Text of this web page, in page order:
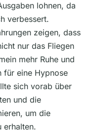
lohnen, da
verbessert.
zeigen, dass
nur das Fliegen
mehr Ruhe und
für eine Hypnose
sich vorab über
und die
um die
erhalten.